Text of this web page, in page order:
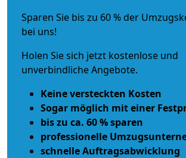
Sparen Sie bis zu 60 % der
bei uns!
Holen Sie sich jetzt kostenlose und
unverbindliche Angebote.
Keine versteckten Kosten
Sogar möglich mit einer
bis zu ca. 60 % sparen
professionelle
schnelle Auftragsabwicklung